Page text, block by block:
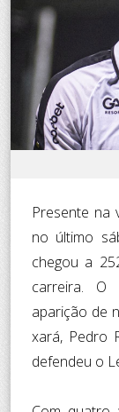
Presente na
no último
chegou a
carreira. O
aparição de
xará, Pedro
defendeu o